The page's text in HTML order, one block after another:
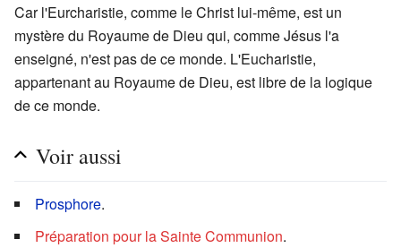
Car l'Eurcharistie, comme le Christ lui-même, est un
mystère du Royaume de Dieu qui, comme Jésus l'a
enseigné, n'est pas de ce monde. L'Eucharistie,
appartenant au Royaume de Dieu, est libre de la logique
de ce monde.
Voir aussi
Prosphore.
Préparation pour la Sainte Communion.